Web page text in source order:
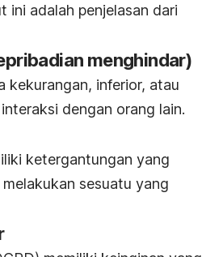
ini adalah penjelasan dari
menghindar)
kekurangan, inferior, atau
dengan orang lain.
ketergantungan yang
sesuatu yang